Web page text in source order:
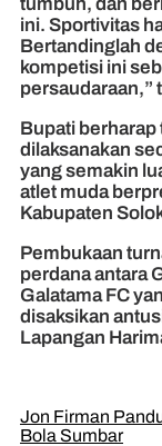
ini. Sportivitas
Bertandinglah
kompetisi ini
persaudaraan,”
Bupati
dilaksanakan
yang semakin
atlet muda
Kabupaten
Pembukaan
perdana antara
Galatama FC
disaksikan
Lapangan
Jon Firman
Bola Sumbar